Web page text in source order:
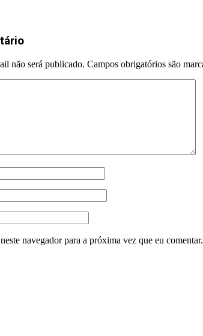
não será publicado. Campos obrigatórios são
navegador para a próxima vez que eu comentar.